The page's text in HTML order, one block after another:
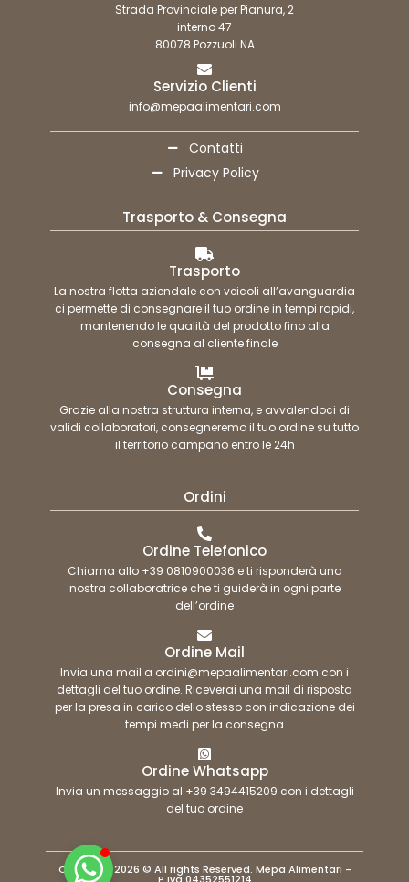
Strada Provinciale per Pianura, 2
interno 47
80078 Pozzuoli NA
Servizio Clienti
info@mepaalimentari.com
Contatti
Privacy Policy
Trasporto & Consegna
Trasporto
La nostra flotta aziendale con veicoli all’avanguardia
ci permette di consegnare il tuo ordine in tempi rapidi,
mantenendo le qualità del prodotto fino alla
consegna al cliente finale
Consegna
Grazie alla nostra struttura interna, e avvalendoci di
validi collaboratori, consegneremo il tuo ordine su tutto
il territorio campano entro le 24h
Ordini
Ordine Telefonico
Chiama allo +39 0810900036 e ti risponderà una
nostra collaboratrice che ti guiderà in ogni parte
dell’ordine
Ordine Mail
Invia una mail a ordini@mepaalimentari.com con i
dettagli del tuo ordine. Riceverai una mail di risposta
per la presa in carico dello stesso con indicazione dei
tempi medi per la consegna
Ordine Whatsapp
Invia un messaggio al +39 3494415209 con i dettagli
del tuo ordine
Copyright 2026 © All rights Reserved. Mepa Alimentari -
P.Iva 04352551214